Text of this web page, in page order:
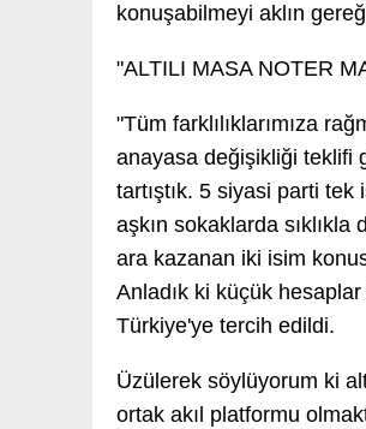
konuşabilmeyi aklın
"ALTILI MASA NOTER
"Tüm farklılıklarımıza
anayasa değişikliği teklifi
tartıştık. 5 siyasi parti tek
aşkın sokaklarda
ara kazanan iki isim
Anladık ki küçük
Türkiye'ye tercih edildi.
Üzülerek söylüyorum ki
ortak akıl platformu